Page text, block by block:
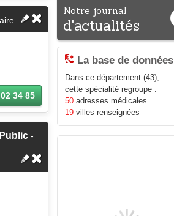
34 85
-
Notre journal
d'actualités
La base de données
Dans ce département (43),
cette spécialité regroupe :
50 adresses médicales
19 villes renseignées